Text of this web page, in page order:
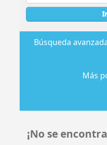
Ir
Búsqueda
Más
¡No se